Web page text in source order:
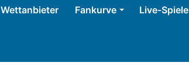
Wettanbieter Fankurve Live-Spiele